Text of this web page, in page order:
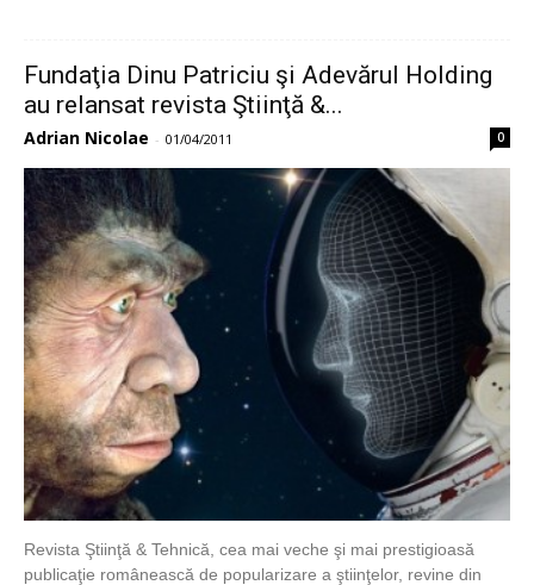
Fundaţia Dinu Patriciu şi Adevărul Holding
au relansat revista Ştiinţă &...
Adrian Nicolae - 01/04/2011 0
Revista Ştiinţă & Tehnică, cea mai veche şi mai prestigioasă
publicaţie românească de popularizare a ştiinţelor, revine din